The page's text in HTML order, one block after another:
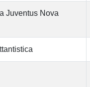
Juventus Nova